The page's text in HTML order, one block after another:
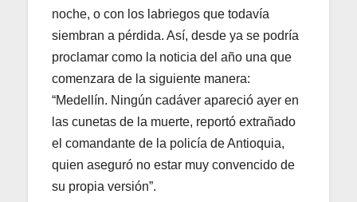
noche, o con los labriegos que todavía
siembran a pérdida. Así, desde ya se podría
proclamar como la noticia del año una que
comenzara de la siguiente manera:
“Medellín. Ningún cadáver apareció ayer en
las cunetas de la muerte, reportó extrañado
el comandante de la policía de Antioquia,
quien aseguró no estar muy convencido de
su propia versión”.